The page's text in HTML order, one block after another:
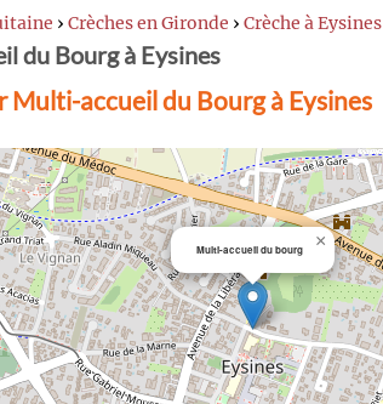
› Crèches en Gironde › Crèche à Eysines
du Bourg à Eysines
Multi-accueil du Bourg à Eysines
Multi-accueil du bourg ×